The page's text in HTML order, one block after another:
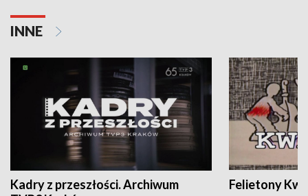
INNE
Kadry z przeszłości. Archiwum
Felietony